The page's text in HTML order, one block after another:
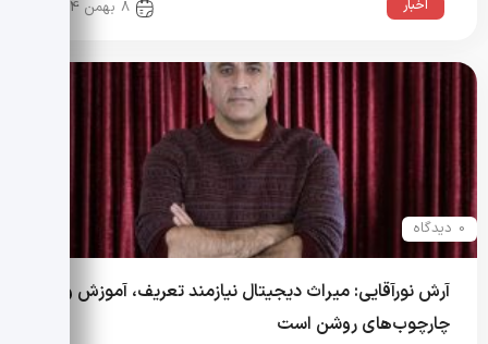
اخبار 8 بهمن 1404
0 دیدگاه
آرش نورآقایی: میراث دیجیتال نیازمند تعریف، آموزش و
چارچوب‌های روشن است